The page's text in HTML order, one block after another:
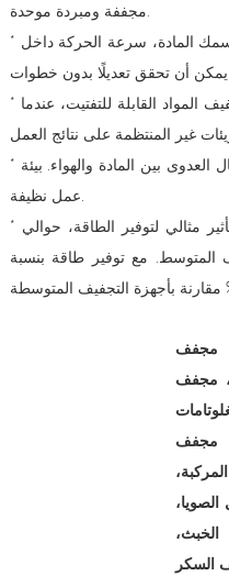
مجففة ومبردة موحدة.
* قابل للتعديل، نطاق واسع من التطبيق. سمك المادة، سرعة الحركة داخل
* ضرر بسيط على سطح المادة، متاح لتجفيف المواد القابلة للتفتيت، عندما
* هيكل مغلق تمامًا، يمنع بشكل فعال انتقال العدوى بين المادة والهواء. بيئة
عمل نظيفة.
* كفاءة ميكانيكية وكفاءة حرارية عالية، تأثير مثالي لتوفير الطاقة، حوالي
المتوسط. مع توفير طاقة بنسبة
مجفف
مجفف
مجفف